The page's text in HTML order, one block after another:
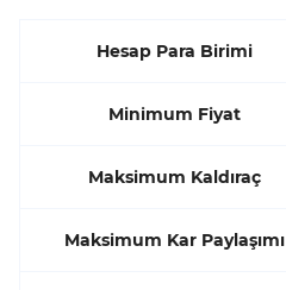
Hesap Para Birimi
Minimum Fiyat
Maksimum Kaldıraç
Maksimum Kar Paylaşımı